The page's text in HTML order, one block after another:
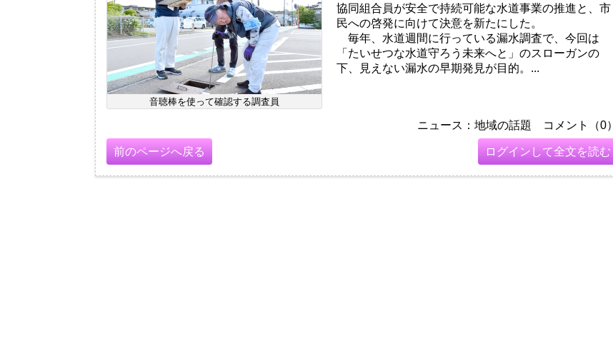
音聴棒を使って確認する調査員
協同組合員が安全で持続可能な水道事業の推進と、市
民への啓発に向けて決意を新たにした。
毎年、水道週間に行っている漏水調査で、今回は
「たいせつな水道守ろう未来へと」のスローガンの
下、見えない漏水の早期発見が目的。...
ニュース：地域の話題 コメント（0）
前のページへ戻る ログインして全文を読む